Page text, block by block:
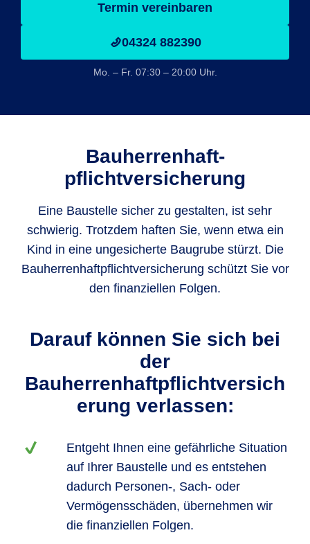
Termin vereinbaren
04324 882390
Mo. – Fr. 07:30 – 20:00 Uhr.
Bauherrenhaft­
pflichtversicherung
Eine Baustelle sicher zu gestalten, ist sehr
schwierig. Trotzdem haften Sie, wenn etwa ein
Kind in eine ungesicherte Baugrube stürzt. Die
Bauherrenhaftpflichtversicherung schützt Sie vor
den finanziellen Folgen.
Darauf können Sie sich bei
der
Bauherrenhaftpflichtversich
erung verlassen:
Entgeht Ihnen eine gefährliche Situation
auf Ihrer Baustelle und es entstehen
dadurch Personen-, Sach- oder
Vermögensschäden, übernehmen wir
die finanziellen Folgen.